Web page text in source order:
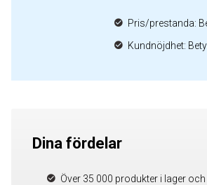
Pris/prestanda:
Kundnöjdhet:
Dina fördelar
Över 35 000 produkter i lager